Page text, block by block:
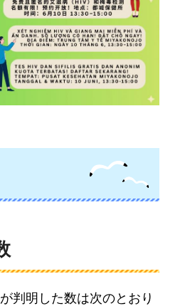
判明した数は次のとおり